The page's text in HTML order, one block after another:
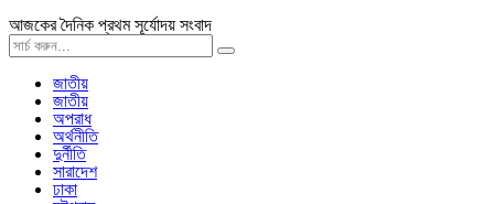
আজকের দৈনিক প্রথম সূর্যোদয় সংবাদ
জাতীয়
জাতীয়
অপরাধ
অর্থনীতি
দুর্নীতি
সারাদেশ
ঢাকা